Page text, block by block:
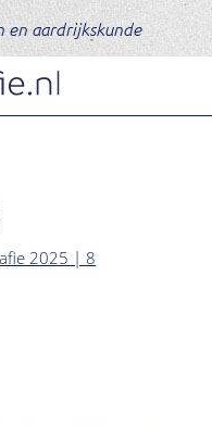
en aardrijkskunde
2025 | 8